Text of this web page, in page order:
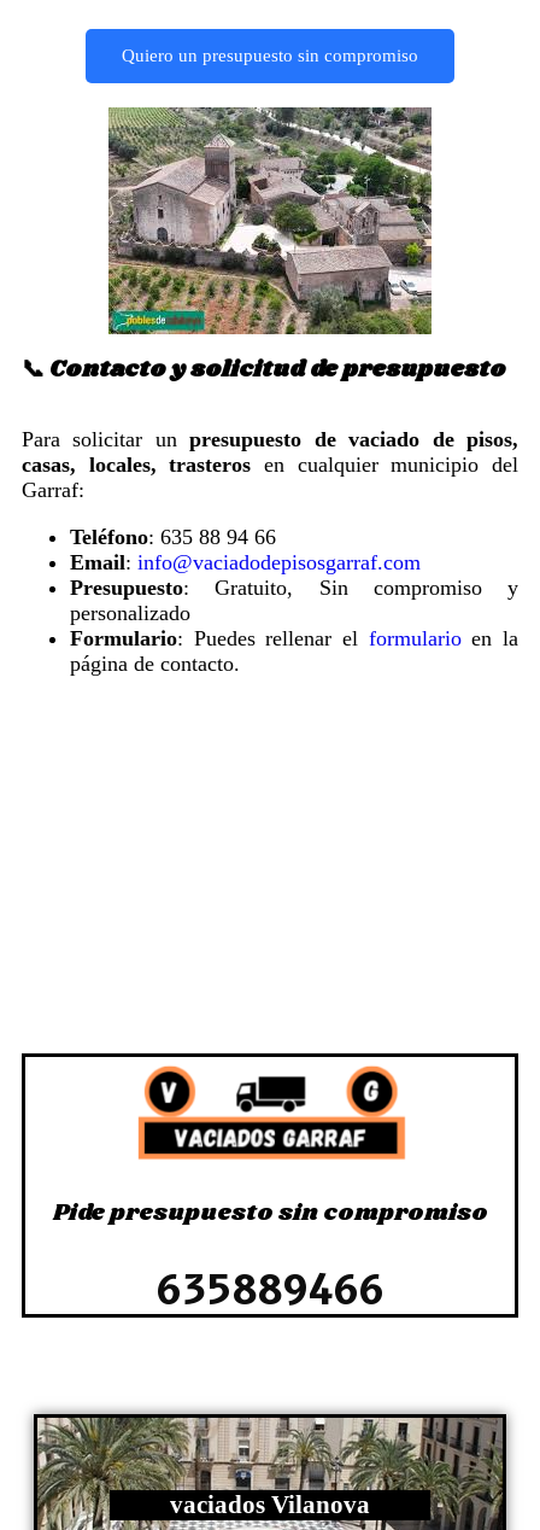
Quiero un presupuesto sin compromiso
📞 Contacto y solicitud de presupuesto
Para solicitar unpresupuesto de vaciado de pisos,
casas, locales, trasteros en cualquier municipio del
Garraf:
Teléfono: 635 88 94 66
Email: info@vaciadodepisosgarraf.com
Presupuesto: Gratuito, Sin compromiso y
personalizado
Formulario: Puedes rellenar el formularioen la
página de contacto.
Pide presupuesto sin compromiso
635889466
vaciados Vilanova